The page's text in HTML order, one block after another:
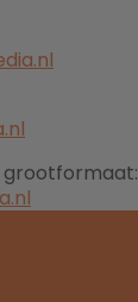
grootformaat: